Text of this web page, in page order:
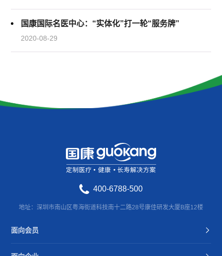
国康国际名医中心：“实体化”打一轮“服务牌”
2020-08-29
400-6788-500
地址：深圳市南山区粤海街道科技南十二路28号康佳研发大厦B座12楼
面向会员